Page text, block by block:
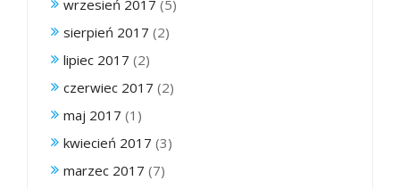
wrzesień 2017 (5)
sierpień 2017 (2)
lipiec 2017 (2)
czerwiec 2017 (2)
maj 2017 (1)
kwiecień 2017 (3)
marzec 2017 (7)